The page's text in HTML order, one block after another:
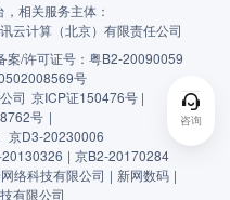
咨询
相关服务主体：
云计算（北京）有限责任公司
案/许可证号： 粤B2-20090059
号
司 京ICP证150476号 |
号 |
京D3-20230006
| 京B2-20170284
络科技有限公司 | 新网数码 |
有限公司